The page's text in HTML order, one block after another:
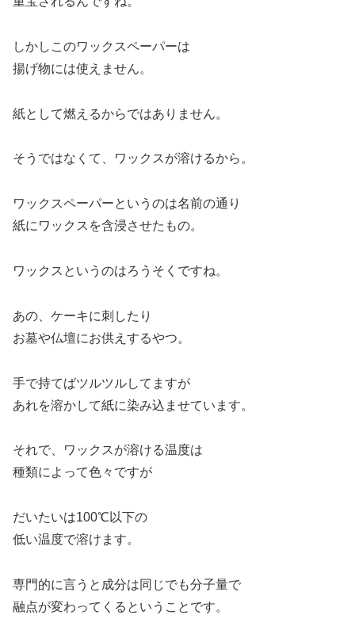
しかしこのワックスペーパーは
揚げ物には使えません。
紙として燃えるからではありません。
そうではなくて、ワックスが溶けるから。
ワックスペーパーというのは名前の通り
紙にワックスを含浸させたもの。
ワックスというのはろうそくですね。
あの、ケーキに刺したり
お墓や仏壇にお供えするやつ。
手で持てばツルツルしてますが
あれを溶かして紙に染み込ませています。
それで、ワックスが溶ける温度は
種類によって色々ですが
だいたいは100℃以下の
低い温度で溶けます。
専門的に言うと成分は同じでも分子量で
融点が変わってくるということです。